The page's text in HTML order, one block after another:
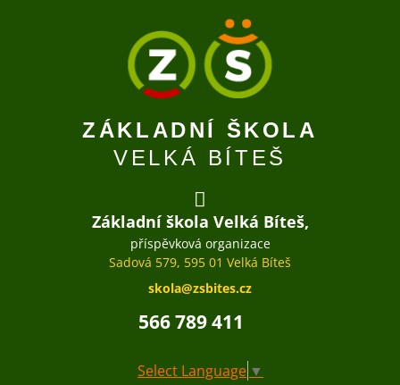
ZÁKLADNÍ ŠKOLA
VELKÁ BÍTEŠ
Základní škola Velká Bíteš,
příspěvková organizace
Sadová 579, 595 01 Velká Bíteš
skola@zsbites.cz
566 789 411
Select Language ▼